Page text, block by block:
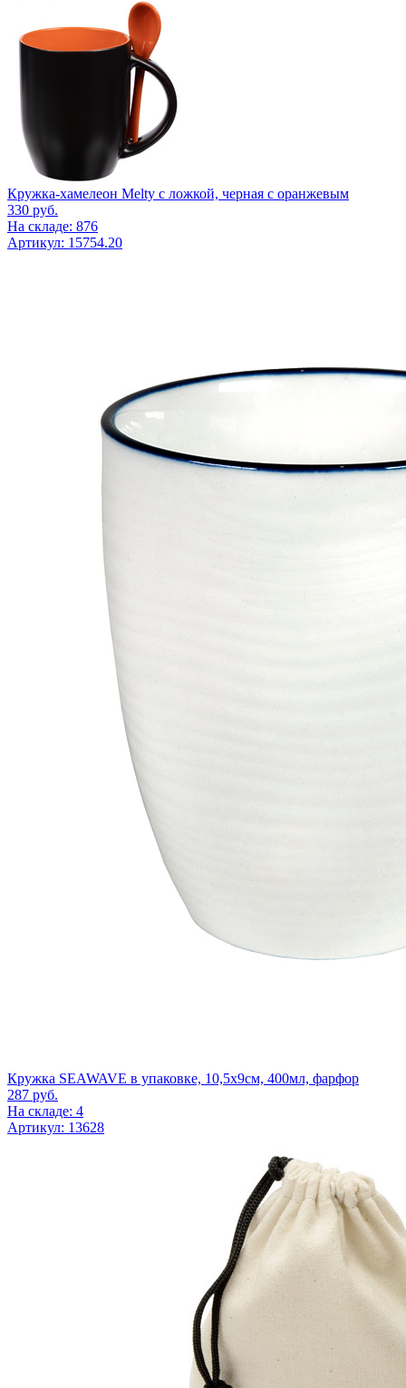
Кружка-хамелеон Melty с ложкой, черная с оранжевым
330 руб.
На складе: 876
Артикул: 15754.20
Кружка SEAWAVE в упаковке, 10,5х9см, 400мл, фарфор
287 руб.
На складе: 4
Артикул: 13628